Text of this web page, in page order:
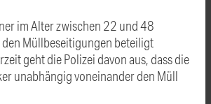
im Alter zwischen 22 und 48
Müllbeseitigungen beteiligt
geht die Polizei davon aus, dass die
unabhängig voneinander den Müll